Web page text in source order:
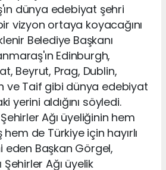
dünya edebiyat şehri
vizyon ortaya koyacağını
Belediye Başkanı
Edinburgh,
Beyrut, Prag, Dublin,
ve Taif gibi dünya edebiyat
yerini aldığını söyledi.
Şehirler Ağı üyeliğinin hem
de Türkiye için hayırlı
eden Başkan Görgel,
Şehirler Ağı üyelik